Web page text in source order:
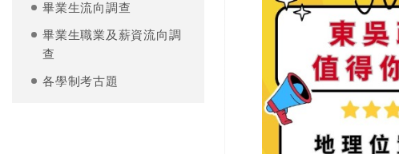
畢業生流向調查
畢業生職業及薪資流向調
查
各學制考古題